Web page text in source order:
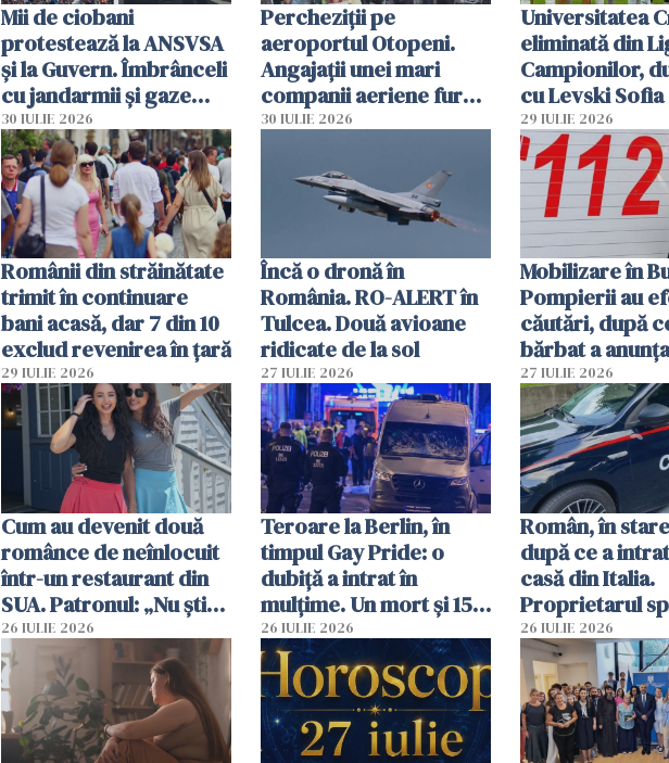
Mii de ciobani
protestează la ANSVSA
și la Guvern. Îmbrânceli
cu jandarmii și gaze
lacrimogene
30 IULIE 2026
Percheziții pe
aeroportul Otopeni.
Angajații unei mari
companii aeriene furau
parfumuri, ceasuri și
vânzării
30 IULIE 2026
Universitatea
eliminată din
Campionilor,
cu Levski Sofia
29 IULIE 2026
Românii din străinătate
trimit în continuare
bani acasă, dar 7 din 10
exclud revenirea în țară
29 IULIE 2026
Încă o dronă în
România. RO-ALERT în
Tulcea. Două avioane
ridicate de la sol
27 IULIE 2026
Mobilizare în
Pompierii au
căutări, după
bărbat a
că a văzut un
luminos
27 IULIE 2026
Cum au devenit două
românce de neînlocuit
într-un restaurant din
SUA. Patronul: „Nu știu
ce o să mă fac fără voi”
26 IULIE 2026
Teroare la Berlin, în
timpul Gay Pride: o
dubiță a intrat în
mulțime. Un mort și 15
răniți
26 IULIE 2026
Român, în
după ce a
casă din Italia.
Proprietarul
s-a apărat cu
26 IULIE 2026